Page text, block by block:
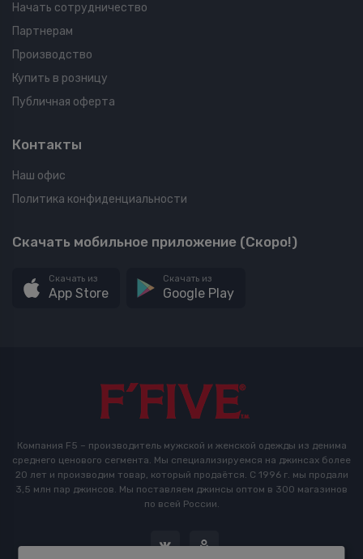
Начать сотрудничество
Партнерам
Производство
Купить в розницу
Публичная оферта
Контакты
Наш офис
Политика конфиденциальности
Скачать мобильное приложение (Скоро!)
Скачать из
App Store
Скачать из
Google Play
Компания F5 – производитель мужской и женской одежды из денима
среднего ценового сегмента. Мы специализируемся на джинсах более
20 лет и производим товар, который продаётся. С 1996 г. мы продали
3,5 млн пар джинсов. Мы поставляем джинсы оптом в 300 магазинов
по всей России.